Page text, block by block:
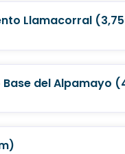
Llamacorral
del Alpamayo